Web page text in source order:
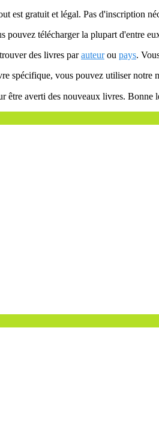
est gratuit et légal. Pas d'inscription
pouvez télécharger la plupart d'entre
des livres parauteurou pays.
spécifique, vous pouvez utiliser notre
être averti des nouveaux livres. Bonne